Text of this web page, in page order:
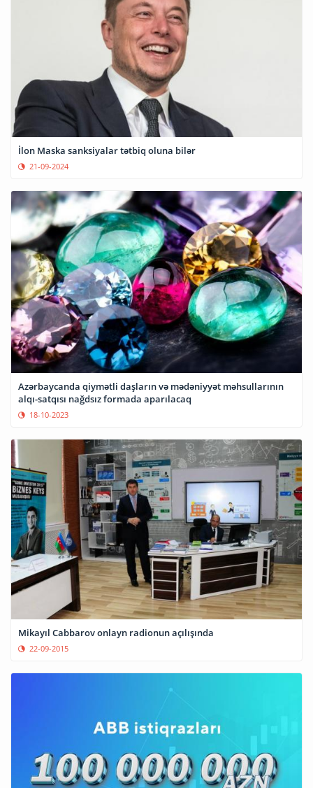
İlon Maska sanksiyalar tətbiq oluna bilər
21-09-2024
Azərbaycanda qiymətli daşların və mədəniyyət məhsullarının
alqı-satqısı nağdsız formada aparılacaq
18-10-2023
Mikayıl Cabbarov onlayn radionun açılışında
22-09-2015